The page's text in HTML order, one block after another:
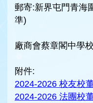
郵寄:新界屯門青海
準)
廠商會蔡章閣中學
附件:
2024-2026 校友校
2024-2026 法團校